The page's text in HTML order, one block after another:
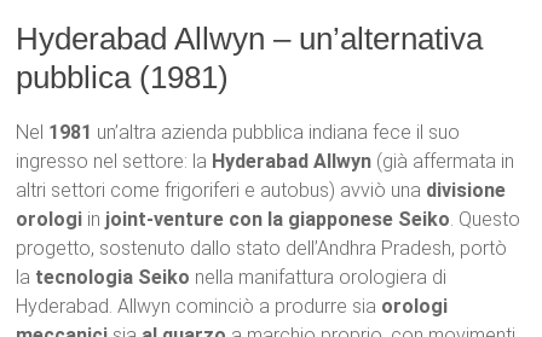
Hyderabad Allwyn – un’alternativa
pubblica (1981)
Nel 1981 un’altra azienda pubblica indiana fece il suo
ingresso nel settore: la Hyderabad Allwyn (già affermata in
altri settori come frigoriferi e autobus) avviò una divisione
orologi in joint-venture con la giapponese Seiko. Questo
progetto, sostenuto dallo stato dell’Andhra Pradesh, portò
la tecnologia Seiko nella manifattura orologiera di
Hyderabad. Allwyn cominciò a produrre sia orologi